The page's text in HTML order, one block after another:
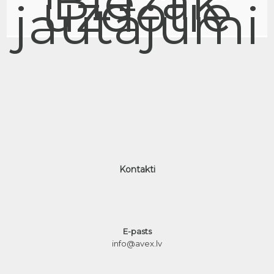
uzdotie
jautājumi
Kontakti
E-pasts
info@avex.lv